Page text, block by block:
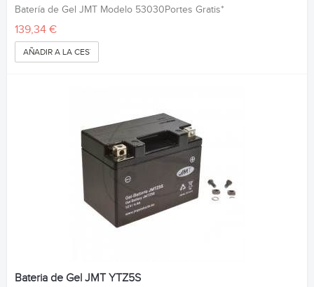
Batería de Gel JMT Modelo 53030Portes Gratis*
139,34 €
AÑADIR A LA CESTA
Bateria de Gel JMT YTZ5S